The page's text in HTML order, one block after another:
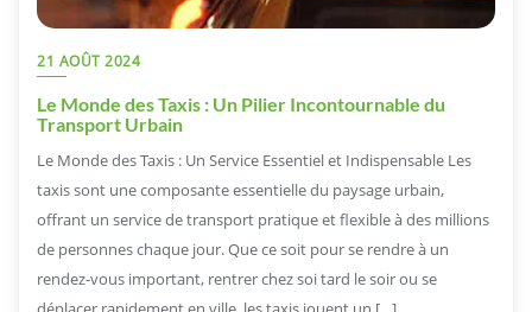
21 AOÛT 2024
Le Monde des Taxis : Un Pilier Incontournable du
Transport Urbain
Le Monde des Taxis : Un Service Essentiel et Indispensable Les
taxis sont une composante essentielle du paysage urbain,
offrant un service de transport pratique et flexible à des millions
de personnes chaque jour. Que ce soit pour se rendre à un
rendez-vous important, rentrer chez soi tard le soir ou se